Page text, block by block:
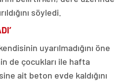
söyledi.
uyarılmadığını öne
de çocukları ile hafta
ait beton evde kaldığını